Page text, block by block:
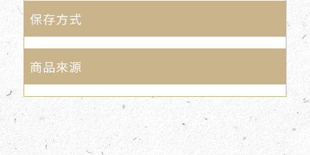
保存方式
商品來源